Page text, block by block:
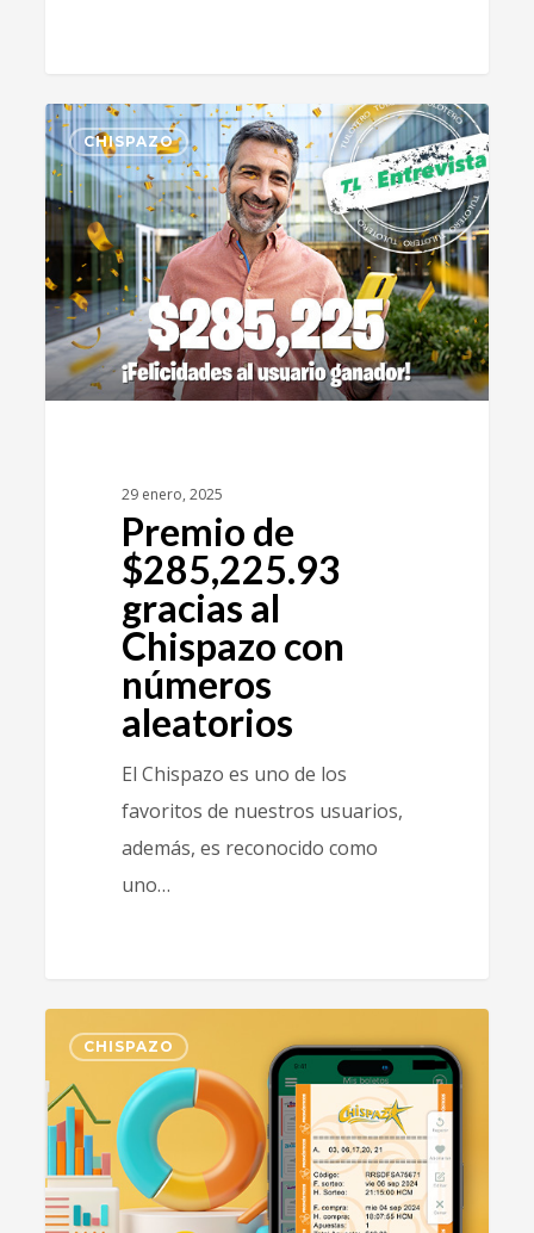
CHISPAZO
29 enero, 2025
Premio de
$285,225.93
gracias al
Chispazo con
números
aleatorios
El Chispazo es uno de los
favoritos de nuestros usuarios,
además, es reconocido como
uno…
0
CHISPAZO